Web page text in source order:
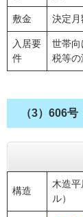
敷金 決定
入居要
件
世帯
税等の
（3）606号
構造
木造
ル）